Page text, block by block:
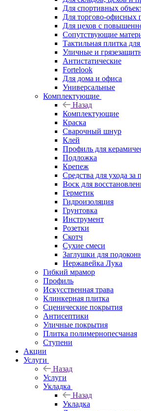
Для спортивных
Для торгово-офисных
Для цехов с
Сопутствующие
Тактильная плитка
Уличные и
Антистатические
Fortelook
Для дома и офиса
Универсальные
Комплектующие
Назад
Комплектующие
Краска
Сварочный шнур
Клей
Профиль для
Подложка
Крепеж
Средства для ухода за
Воск для
Герметик
Гидроизоляция
Грунтовка
Инструмент
Розетки
Скотч
Сухие смеси
Заглушки для
Нержавейка Лука
Гибкий мрамор
Профиль
Искусственная трава
Клинкерная плитка
Сценические покрытия
Антисептики
Уличные покрытия
Плитка полимернопесчаная
Ступени
Акции
Услуги
Назад
Услуги
Укладка
Назад
Укладка